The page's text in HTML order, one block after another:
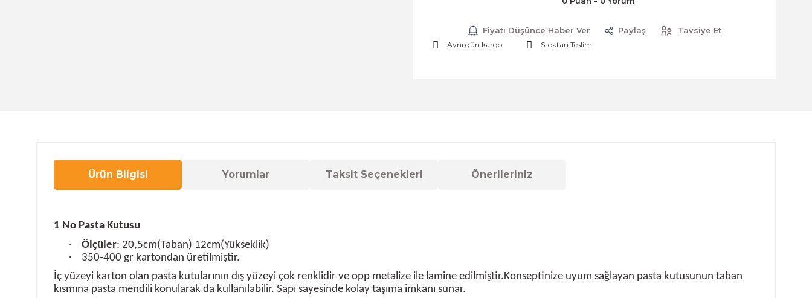
Fiyatı Düşünce Haber Ver Paylaş Tavsiye Et
Aynı gün kargo Stoktan Teslim
Ürün Bilgisi Yorumlar Taksit Seçenekleri Önerileriniz
1 No Pasta Kutusu
· Ölçüler: 20,5cm(Taban) 12cm(Yükseklik)
·
350-400 gr kartondan üretilmiştir.
İç yüzeyi karton olan pasta kutularının dış yüzeyi çok renklidir ve opp metalize ile lamine edilmiştir.Konseptinize uyum sağlayan pasta kutusunun taban
kısmına pasta mendili konularak da kullanılabilir. Sapı sayesinde kolay taşıma imkanı sunar.